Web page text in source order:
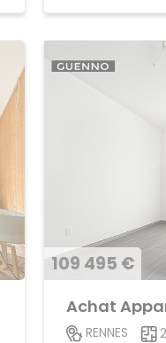
109 495 €
Achat
RENNES 2